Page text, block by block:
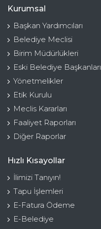
Kurumsal
Başkan Yardımcıları
Belediye Meclisi
Birim Müdürlükleri
Eski Belediye Başkanları
Yönetmelikler
Etik Kurulu
Meclis Kararları
Faaliyet Raporları
Diğer Raporlar
Hızlı Kısayollar
İlimizi Tanıyın!
Tapu İşlemleri
E-Fatura Ödeme
E-Belediye